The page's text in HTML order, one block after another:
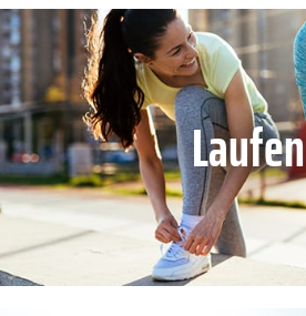
Laufen